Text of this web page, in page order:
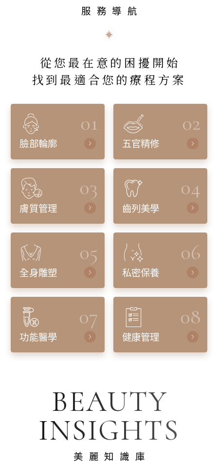
服務導航
從您最在意的困擾開始
找到最適合您的療程方案
01
臉部輪廓
02
五官精修
03
膚質管理
04
齒列美學
05
全身雕塑
06
私密保養
07
功能醫學
08
健康管理
BEAUTY
INSIGHTS
美麗知識庫